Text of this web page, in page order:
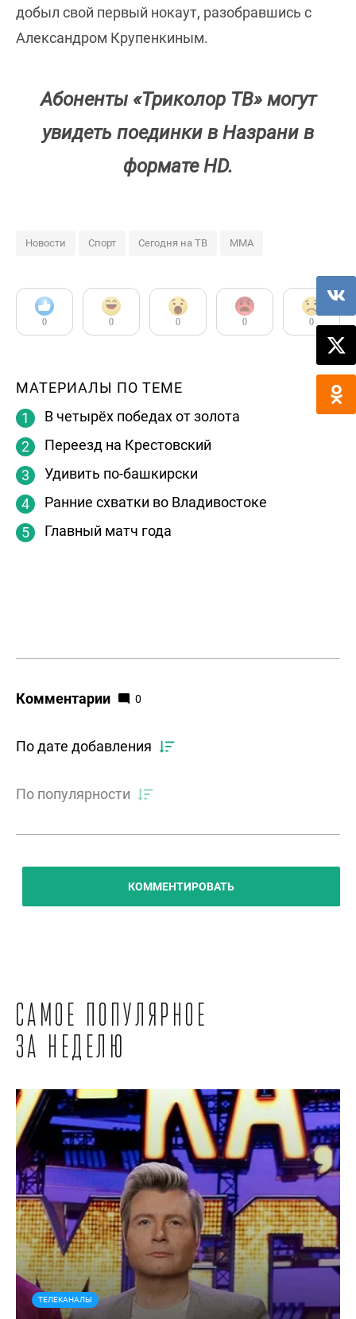
добыл свой первый нокаут, разобравшись с
Александром Крупенкиным.
Абоненты «Триколор ТВ» могут
увидеть поединки в Назрани в
формате HD.
Новости Спорт Сегодня на ТВ ММА
0 0 0 0 0
МАТЕРИАЛЫ ПО ТЕМЕ
В четырёх победах от золота
Переезд на Крестовский
Удивить по-башкирски
Ранние схватки во Владивостоке
Главный матч года
Комментарии 0
По дате добавления
По популярности
КОММЕНТИРОВАТЬ
Самое популярное
за неделю
ТЕЛЕКАНАЛЫ